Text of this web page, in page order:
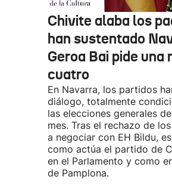
Chivite alaba los
han sustentado
Geroa Bai pide una
cuatro
En Navarra, los partidos
diálogo, totalmente
las elecciones generales
mes. Tras el rechazo de
a negociar con EH Bildu,
como actúa el partido de
en el Parlamento y como
de Pamplona.